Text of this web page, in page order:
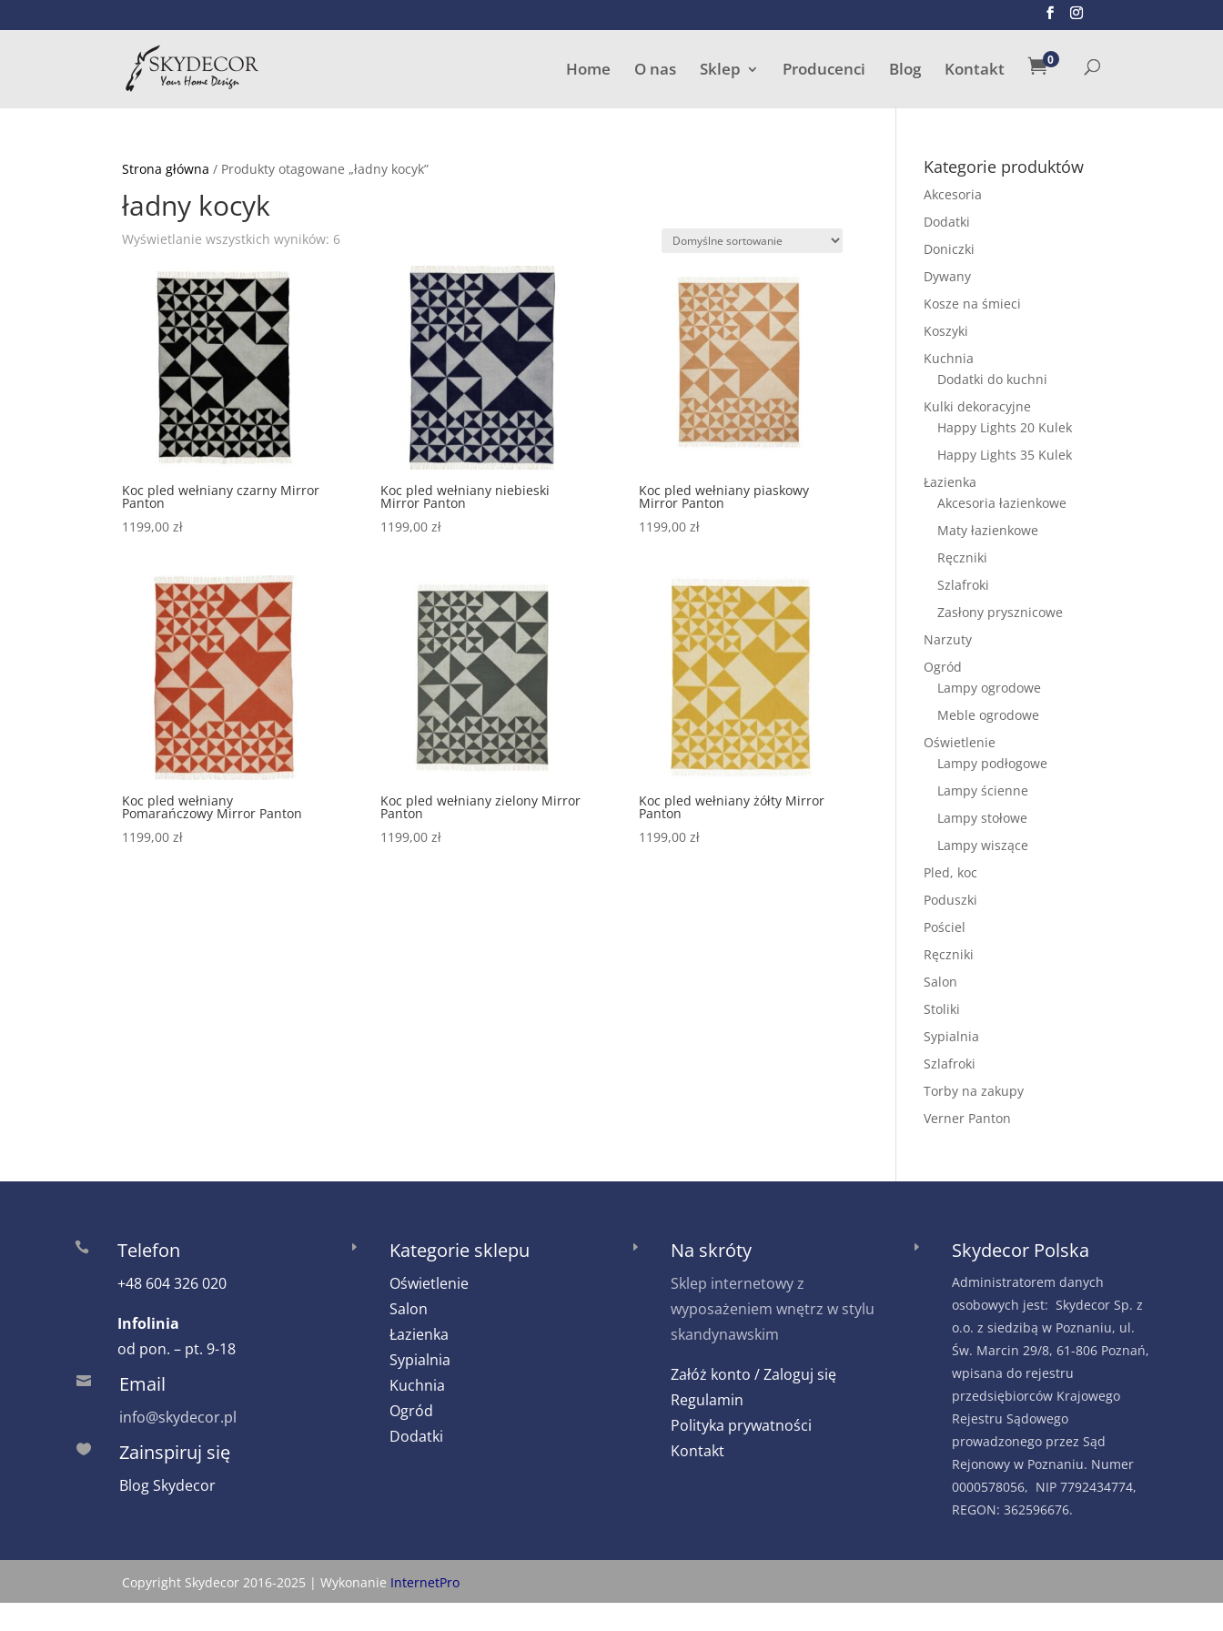
Home O nas Sklep Producenci Blog Kontakt 0
Wyszukiwarka
Strona główna / Produkty otagowane „ładny kocyk”
ładny kocyk
Wyświetlanie wszystkich wyników: 6
Koc pled wełniany czarny Mirror
Panton
1199,00zł
Koc pled wełniany niebieski
Mirror Panton
1199,00 zł
Koc pled wełniany piaskowy
Mirror Panton
1199,00 zł
Koc pled wełniany
Pomarańczowy Mirror Panton
1199,00zł
Koc pled wełniany zielony Mirror
Panton
1199,00 zł
Koc pled wełniany żółty Mirror
Panton
1199,00 zł
Kategorie produktów
Akcesoria
Dodatki
Doniczki
Dywany
Kosze na śmieci
Koszyki
Kuchnia
Dodatki do kuchni
Kulki dekoracyjne
Happy Lights 20 Kulek
Happy Lights 35 Kulek
Łazienka
Akcesoria łazienkowe
Maty łazienkowe
Ręczniki
Szlafroki
Zasłony prysznicowe
Narzuty
Ogród
Lampy ogrodowe
Meble ogrodowe
Oświetlenie
Lampy podłogowe
Lampy ścienne
Lampy stołowe
Lampy wiszące
Pled, koc
Poduszki
Pościel
Ręczniki
Salon
Stoliki
Sypialnia
Szlafroki
Torby na zakupy
Verner Panton
 Telefon
+48 604 326 020
Infolinia
od pon. – pt. 9-18
 Email
info@skydecor.pl
 Zainspiruj się
Blog Skydecor
E Kategorie sklepu
Oświetlenie
Salon
Łazienka
Sypialnia
Kuchnia
Ogród
Dodatki
E Na skróty
Sklep internetowy z
wyposażeniem wnętrz w stylu
skandynawskim
Załóż konto / Zaloguj się
Regulamin
Polityka prywatności
Kontakt
E Skydecor Polska
Administratorem danych
osobowych jest: Skydecor Sp. z
o.o. z siedzibą w Poznaniu, ul.
Św. Marcin 29/8, 61-806 Poznań,
wpisana do rejestru
przedsiębiorców Krajowego
Rejestru Sądowego
prowadzonego przez Sąd
Rejonowy w Poznaniu. Numer
0000578056, NIP 7792434774,
REGON: 362596676.
Copyright Skydecor 2016-2025 | Wykonanie InternetPro